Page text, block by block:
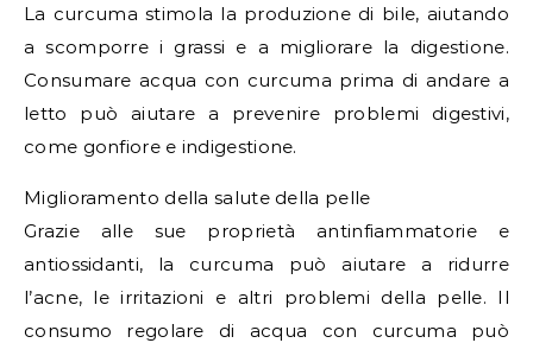
La curcuma stimola la produzione di bile, aiutando
a scomporre i grassi e a migliorare la digestione.
Consumare acqua con curcuma prima di andare a
letto può aiutare a prevenire problemi digestivi,
come gonfiore e indigestione.
Miglioramento della salute della pelle
Grazie alle sue proprietà antinfiammatorie e
antiossidanti, la curcuma può aiutare a ridurre
l’acne, le irritazioni e altri problemi della pelle. Il
consumo regolare di acqua con curcuma può